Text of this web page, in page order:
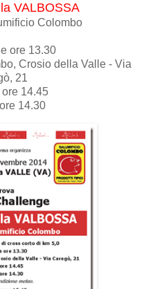
VALBOSSA
Colombo
ore 13.30
Crosio della Valle - Via
21
14.45
14.30